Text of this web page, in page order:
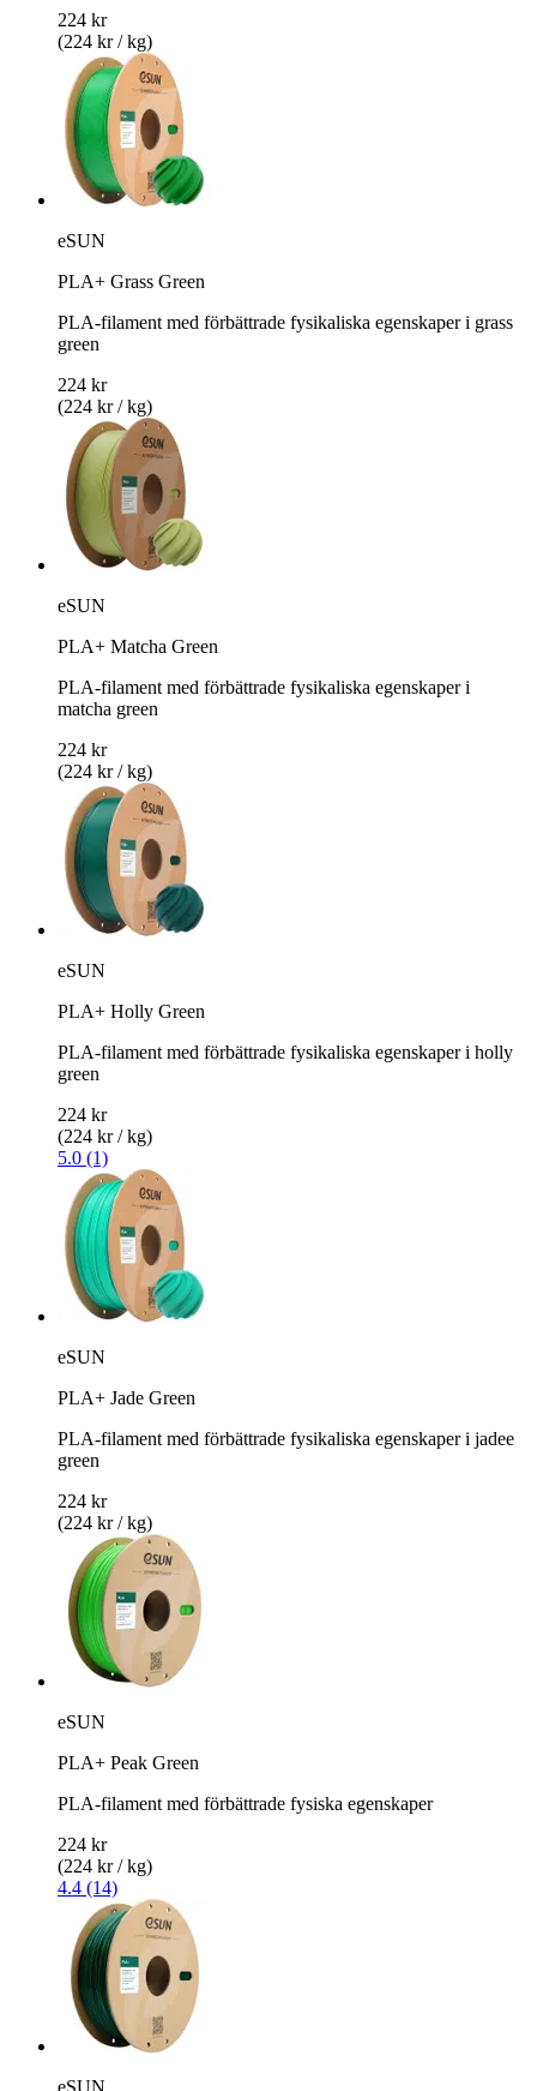
224 kr
(224 kr / kg)
eSUN
PLA+ Grass Green
PLA-filament med förbättrade fysikaliska egenskaper i grass
green
224 kr
(224 kr / kg)
eSUN
PLA+ Matcha Green
PLA-filament med förbättrade fysikaliska egenskaper i
matcha green
224 kr
(224 kr / kg)
eSUN
PLA+ Holly Green
PLA-filament med förbättrade fysikaliska egenskaper i holly
green
224 kr
(224 kr / kg)
5.0 (1)
eSUN
PLA+ Jade Green
PLA-filament med förbättrade fysikaliska egenskaper i jadee
green
224 kr
(224 kr / kg)
eSUN
PLA+ Peak Green
PLA-filament med förbättrade fysiska egenskaper
224 kr
(224 kr / kg)
4.4 (14)
eSUN